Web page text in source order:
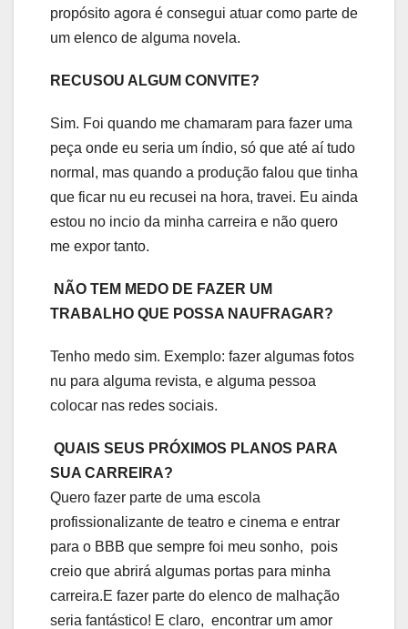
propósito agora é consegui atuar como parte de
um elenco de alguma novela.
RECUSOU ALGUM CONVITE?
Sim. Foi quando me chamaram para fazer uma
peça onde eu seria um índio, só que até aí tudo
normal, mas quando a produção falou que tinha
que ficar nu eu recusei na hora, travei. Eu ainda
estou no incio da minha carreira e não quero
me expor tanto.
NÃO TEM MEDO DE FAZER UM
TRABALHO QUE POSSA NAUFRAGAR?
Tenho medo sim. Exemplo: fazer algumas fotos
nu para alguma revista, e alguma pessoa
colocar nas redes sociais.
QUAIS SEUS PRÓXIMOS PLANOS PARA
SUA CARREIRA?
Quero fazer parte de uma escola
profissionalizante de teatro e cinema e entrar
para o BBB que sempre foi meu sonho, pois
creio que abrirá algumas portas para minha
carreira.E fazer parte do elenco de malhação
seria fantástico! E claro, encontrar um amor